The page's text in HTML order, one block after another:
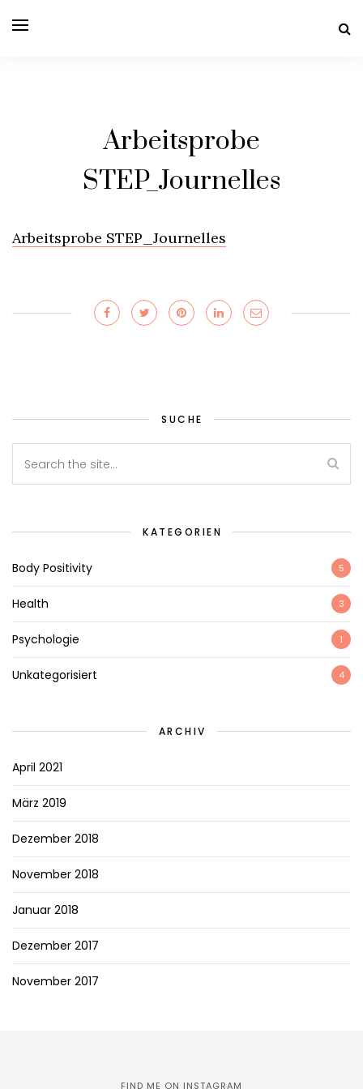
Arbeitsprobe
STEP_Journelles
Arbeitsprobe STEP_Journelles
SUCHE
KATEGORIEN
Body Positivity 5
Health 3
Psychologie 1
Unkategorisiert 4
ARCHIV
April 2021
März 2019
Dezember 2018
November 2018
Januar 2018
Dezember 2017
November 2017
FIND ME ON INSTAGRAM